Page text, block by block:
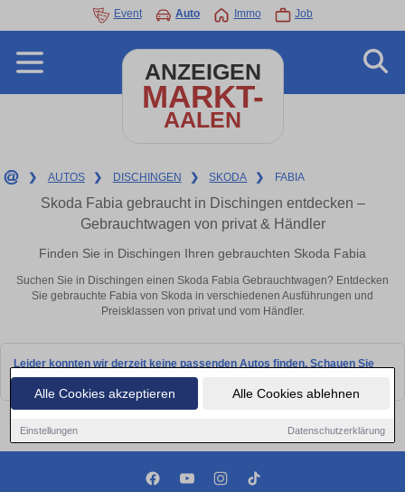
Alle Cookies akzeptieren Alle Cookies ablehnen
Einstellungen Datenschutzerklärung
Event Auto Immo Job
ANZEIGEN
MARKT-
AALEN
❯ AUTOS ❯ DISCHINGEN ❯ SKODA ❯ FABIA
Skoda Fabia gebraucht in Dischingen entdecken –
Gebrauchtwagen von privat & Händler
Finden Sie in Dischingen Ihren gebrauchten Skoda Fabia
Suchen Sie in Dischingen einen Skoda Fabia Gebrauchtwagen? Entdecken
Sie gebrauchte Fabia von Skoda in verschiedenen Ausführungen und
Preisklassen von privat und vom Händler.
Leider konnten wir derzeit keine passenden Autos finden. Schauen Sie
bald wieder vorbei!